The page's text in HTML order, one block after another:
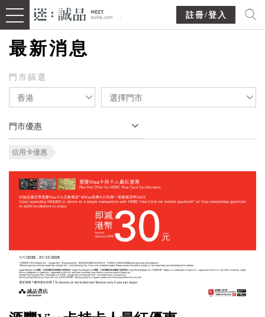
註冊/登入
最新消息
門市篩選
香港 選擇門市
門市優惠
信用卡優惠